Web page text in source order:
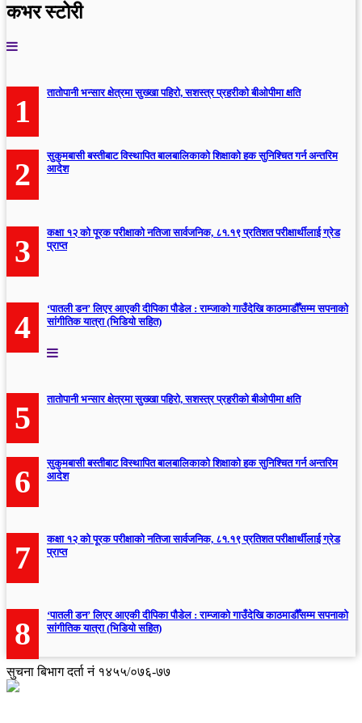
कभर स्टोरी
1
तातोपानी भन्सार क्षेत्रमा सुख्खा पहिरो, सशस्त्र प्रहरीको बीओपीमा क्षति
2
सुकुमबासी बस्तीबाट विस्थापित बालबालिकाको शिक्षाको हक सुनिश्चित गर्न अन्तरिम
आदेश
3
कक्षा १२ को पूरक परीक्षाको नतिजा सार्वजनिक, ८१.१९ प्रतिशत परीक्षार्थीलाई ग्रेड
प्राप्त
4
‘पातली डन’ लिएर आएकी दीपिका पौडेल : राम्जाको गाउँदेखि काठमाडौँसम्म सपनाको
सांगीतिक यात्रा (भिडियो सहित)
5
तातोपानी भन्सार क्षेत्रमा सुख्खा पहिरो, सशस्त्र प्रहरीको बीओपीमा क्षति
6
सुकुमबासी बस्तीबाट विस्थापित बालबालिकाको शिक्षाको हक सुनिश्चित गर्न अन्तरिम
आदेश
7
कक्षा १२ को पूरक परीक्षाको नतिजा सार्वजनिक, ८१.१९ प्रतिशत परीक्षार्थीलाई ग्रेड
प्राप्त
8
‘पातली डन’ लिएर आएकी दीपिका पौडेल : राम्जाको गाउँदेखि काठमाडौँसम्म सपनाको
सांगीतिक यात्रा (भिडियो सहित)
सुचना बिभाग दर्ता नं १४५५/०७६-७७